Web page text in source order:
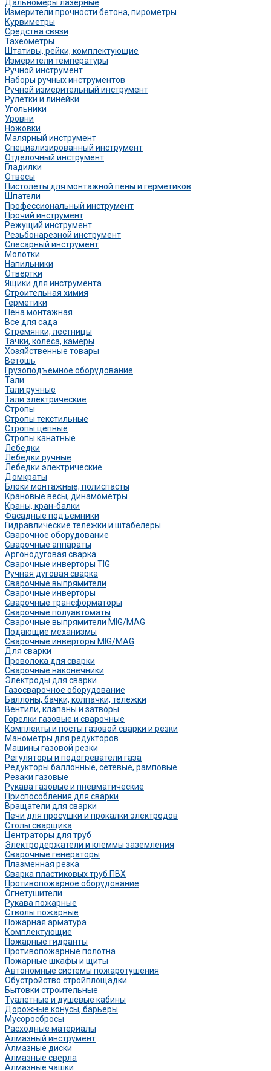
Дальномеры лазерные
Измерители прочности бетона, пирометры
Курвиметры
Средства связи
Тахеометры
Штативы, рейки, комплектующие
Измерители температуры
Ручной инструмент
Наборы ручных инструментов
Ручной измерительный инструмент
Рулетки и линейки
Угольники
Уровни
Ножовки
Малярный инструмент
Специализированный инструмент
Отделочный инструмент
Гладилки
Отвесы
Пистолеты для монтажной пены и герметиков
Шпатели
Профессиональный инструмент
Прочий инструмент
Режущий инструмент
Резьбонарезной инструмент
Слесарный инструмент
Молотки
Напильники
Отвертки
Ящики для инструмента
Строительная химия
Герметики
Пена монтажная
Все для сада
Стремянки, лестницы
Тачки, колеса, камеры
Хозяйственные товары
Ветошь
Грузоподъемное оборудование
Тали
Тали ручные
Тали электрические
Стропы
Стропы текстильные
Стропы цепные
Стропы канатные
Лебедки
Лебедки ручные
Лебедки электрические
Домкраты
Блоки монтажные, полиспасты
Крановые весы, динамометры
Краны, кран-балки
Фасадные подъемники
Гидравлические тележки и штабелеры
Сварочное оборудование
Сварочные аппараты
Аргонодуговая сварка
Сварочные инверторы TIG
Ручная дуговая сварка
Сварочные выпрямители
Сварочные инверторы
Сварочные трансформаторы
Сварочные полуавтоматы
Сварочные выпрямители MIG/MAG
Подающие механизмы
Сварочные инверторы MIG/MAG
Для сварки
Проволока для сварки
Сварочные наконечники
Электроды для сварки
Газосварочное оборудование
Баллоны, бачки, колпачки, тележки
Вентили, клапаны и затворы
Горелки газовые и сварочные
Комплекты и посты газовой сварки и резки
Манометры для редукторов
Машины газовой резки
Регуляторы и подогреватели газа
Редукторы баллонные, сетевые, рамповые
Резаки газовые
Рукава газовые и пневматические
Приспособления для сварки
Вращатели для сварки
Печи для просушки и прокалки электродов
Столы сварщика
Центраторы для труб
Электродержатели и клеммы заземления
Сварочные генераторы
Плазменная резка
Сварка пластиковых труб ПВХ
Противопожарное оборудование
Огнетушители
Рукава пожарные
Стволы пожарные
Пожарная арматура
Комплектующие
Пожарные гидранты
Противопожарные полотна
Пожарные шкафы и щиты
Автономные системы пожаротушения
Обустройство стройплощадки
Бытовки строительные
Туалетные и душевые кабины
Дорожные конусы, барьеры
Мусоросбросы
Расходные материалы
Алмазный инструмент
Алмазные диски
Алмазные сверла
Алмазные чашки